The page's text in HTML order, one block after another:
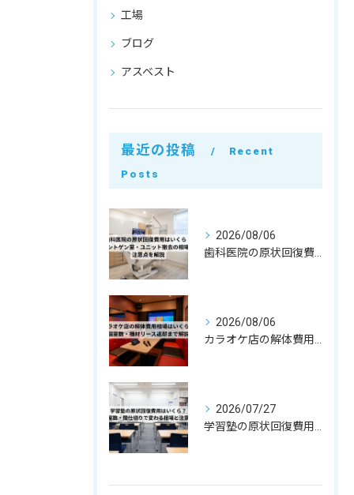
工場
ブログ
アスベスト
最近の投稿
Recent
Posts
2026/08/06
2026/08/06
2026/07/27